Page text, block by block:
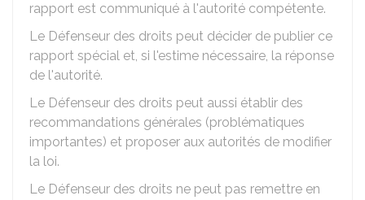
rapport est communiqué à l'autorité compétente.
Le Défenseur des droits peut décider de publier ce
rapport spécial et, si l'estime nécessaire, la réponse
de l'autorité.
Le Défenseur des droits peut aussi établir des
recommandations générales (problématiques
importantes) et proposer aux autorités de modifier
la loi.
Le Défenseur des droits ne peut pas remettre en